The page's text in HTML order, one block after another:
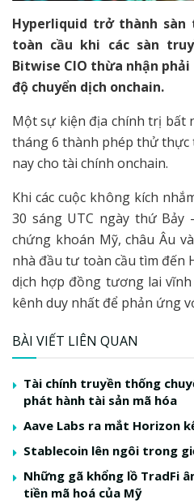
Hyperliquid trở thành sàn
toàn cầu khi các sàn
Bitwise CIO thừa nhận
độ chuyển dịch onchain.
Một sự kiện địa chính trị bất
tháng 6 thành phép thử
nay cho tài chính onchain.
Khi các cuộc không kích
30 sáng UTC ngày thứ
chứng khoán Mỹ, châu Âu
nhà đầu tư toàn cầu tìm đến
dịch hợp đồng tương lai
kênh duy nhất để phản ứng
BÀI VIẾT LIÊN QUAN
Tài chính truyền thống
phát hành tài sản mã hóa
Aave Labs ra mắt Horizon
Stablecoin lên ngôi trong
Những gã khổng lồ TradFi
tiền mã hoá của Mỹ